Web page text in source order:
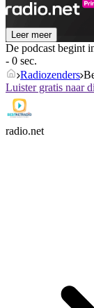
Leer meer
De podcast begint
- 0 sec.
Radiozenders
Luister gratis naar
radio.net